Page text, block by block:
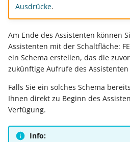
Ausdrücke.
Am Ende des Assistenten können
Assistenten mit der Schaltfläche:
ein Schema erstellen, das die
zukünftige Aufrufe des
Falls Sie ein solches Schema
Ihnen direkt zu Beginn des
Verfügung.
Info: